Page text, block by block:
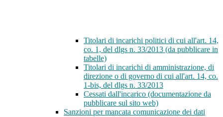
Titolari di incarichi politici di cui all'art. 14,
co. 1, del dlgs n. 33/2013 (da pubblicare in
tabelle)
Titolari di incarichi di amministrazione, di
direzione o di governo di cui all'art. 14, co.
1-bis, del dlgs n. 33/2013
Cessati dall'incarico (documentazione da
pubblicare sul sito web)
Sanzioni per mancata comunicazione dei dati